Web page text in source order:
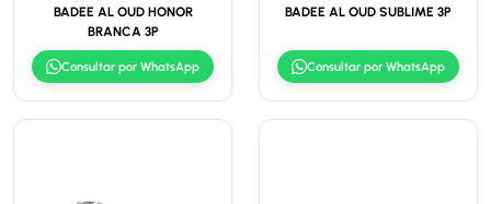
BADEE AL OUD HONOR
BRANCA 3P
Consultar por WhatsApp
BADEE AL OUD SUBLIME 3P
Consultar por WhatsApp